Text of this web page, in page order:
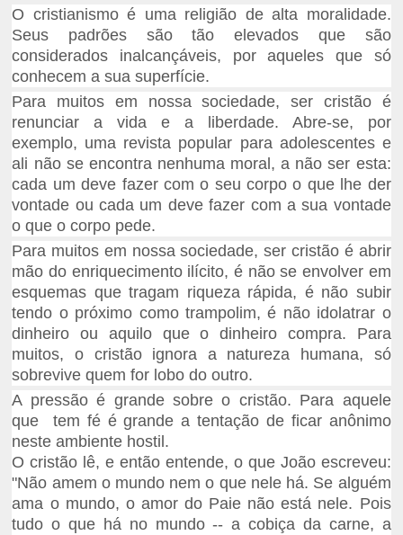
O cristianismo é uma religião de alta moralidade.
Seus padrões são tão elevados que são
considerados inalcançáveis, por aqueles que só
conhecem a sua superfície.
Para muitos em nossa sociedade, ser cristão é
renunciar a vida e a liberdade. Abre-se, por
exemplo, uma revista popular para adolescentes e
ali não se encontra nenhuma moral, a não ser esta:
cada um deve fazer com o seu corpo o que lhe der
vontade ou cada um deve fazer com a sua vontade
o que o corpo pede.
Para muitos em nossa sociedade, ser cristão é abrir
mão do enriquecimento ilícito, é não se envolver em
esquemas que tragam riqueza rápida, é não subir
tendo o próximo como trampolim, é não idolatrar o
dinheiro ou aquilo que o dinheiro compra. Para
muitos, o cristão ignora a natureza humana, só
sobrevive quem for lobo do outro.
A pressão é grande sobre o cristão. Para aquele
que tem fé é grande a tentação de ficar anônimo
neste ambiente hostil.
O cristão lê, e então entende, o que João escreveu:
"Não amem o mundo nem o que nele há. Se alguém
ama o mundo, o amor do Paie não está nele. Pois
tudo o que há no mundo -- a cobiça da carne, a